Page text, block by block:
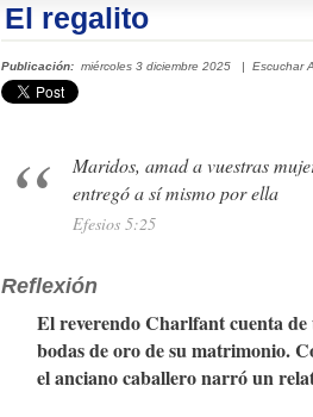
El regalito
Publicación: miércoles 3 diciembre 2025 | Escuchar
Maridos, amad a vuestras
entregó a sí mismo por ella
Efesios 5:25
Reflexión
El reverendo Charlfant cuenta
bodas de oro de su matrimonio.
el anciano caballero narró un